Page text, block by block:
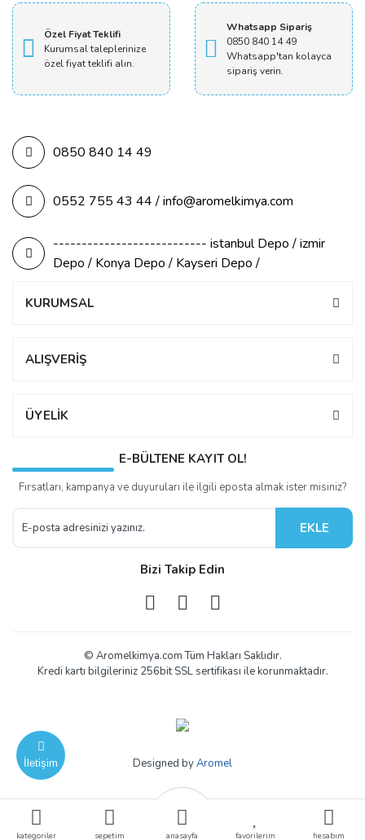
kategoriler sepetim anasayfa favorilerim hesabım
İletişim
Özel Fiyat Teklifi
Kurumsal taleplerinize
özel fiyat teklifi alın.
Whatsapp Sipariş
0850 840 14 49
Whatsapp'tan kolayca
sipariş verin.
0850 840 14 49
0552 755 43 44 / info@aromelkimya.com
--------------------------- istanbul Depo / izmir
Depo / Konya Depo / Kayseri Depo /
KURUMSAL
ALIŞVERİŞ
ÜYELİK
E-BÜLTENE KAYIT OL!
Fırsatları, kampanya ve duyuruları ile ilgili eposta almak ister misiniz?
EKLE
Bizi Takip Edin
© Aromelkimya.com Tüm Hakları Saklıdır.
Kredi kartı bilgileriniz 256bit SSL sertifikası ile korunmaktadır.
Designed byAromel